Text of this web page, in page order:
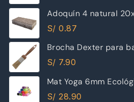
Adoquín 4 natural
S/ 0.87
Brocha Dexter para
S/ 7.90
Mat Yoga 6mm
Calidad
S/ 28.90